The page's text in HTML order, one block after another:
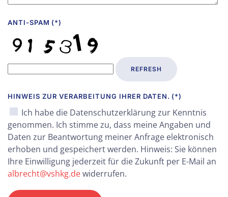
ANTI-SPAM (*)
REFRESH
HINWEIS ZUR VERARBEITUNG IHRER DATEN. (*)
Ich habe die Datenschutzerklärung zur Kenntnis
genommen. Ich stimme zu, dass meine Angaben und
Daten zur Beantwortung meiner Anfrage elektronisch
erhoben und gespeichert werden. Hinweis: Sie können
Ihre Einwilligung jederzeit für die Zukunft per E-Mail an
albrecht@vshkg.dewiderrufen.